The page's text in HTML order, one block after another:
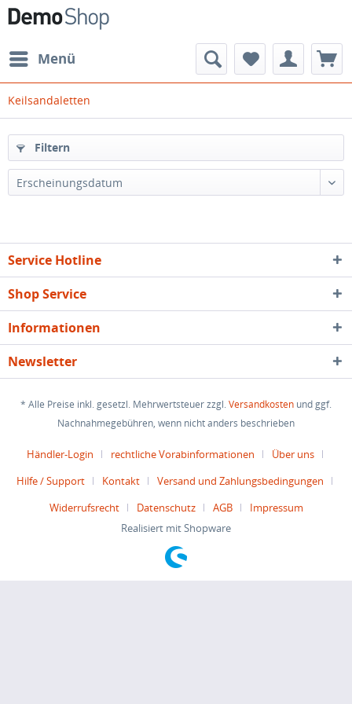
Menü
Keilsandaletten
Filtern
Erscheinungsdatum
Service Hotline
Shop Service
Informationen
Newsletter
* Alle Preise inkl. gesetzl. Mehrwertsteuer zzgl.Versandkosten und ggf.
Nachnahmegebühren, wenn nicht anders beschrieben
Händler-Login rechtliche Vorabinformationen
Über uns
Hilfe / Support
Kontakt
Versand und Zahlungsbedingungen
Widerrufsrecht
Datenschutz AGB
Impressum
Realisiert mit Shopware